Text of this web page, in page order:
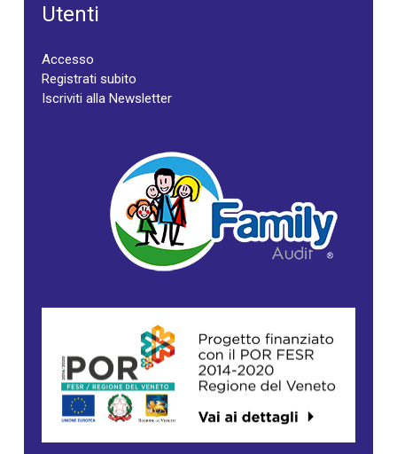
Utenti
Accesso
Registrati subito
Iscriviti alla Newsletter